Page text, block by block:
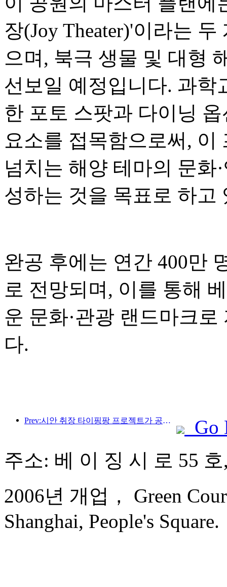
장(Joy Theater)'이라는
으며, 북극 생물 및 대형
선보일 예정입니다. 과학
한 포토 스팟과 다이닝
요소를 접목함으로써,
넘치는 해양 테마의 문화
성하는 것을 목표로 하고
완공 후에는 연간 400만
로 전망되며, 이를 통해
운 문화·관광 랜드마크
다.
Prev:시안 취장 타이핑팡 프로젝트가 공식적으로 착공했으며, 총 건축 면적은 13만 7천 제곱미터입니다.
Go
주소: 베 이 징 시 로 55
2006년 개업， Green
Shanghai, People's Square.